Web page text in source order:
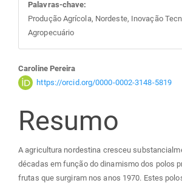
Palavras-chave:
Produção Agrícola, Nordeste, Inovação
Agropecuário
Conteúdo
do
artigo
principal
Caroline Pereira
https://orcid.org/0000-0002-3148-5819
Resumo
A agricultura nordestina cresceu
décadas em função do dinamismo dos polos
frutas que surgiram nos anos 1970. Estes